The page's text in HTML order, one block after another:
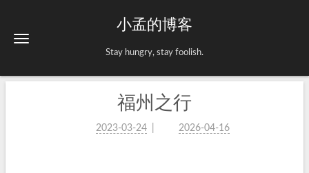
小孟的博客
Stay hungry, stay foolish.
福州之行
2023-03-24 2026-04-16